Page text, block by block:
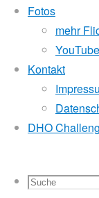
Fotos
mehr
Kontakt
DHO
Suche
Suchen
Mai
Mitglieder
Einladung zu
gemäß
16
Godfrey
Sternfahrten
Ruderlinks-
Impressum-
nach: